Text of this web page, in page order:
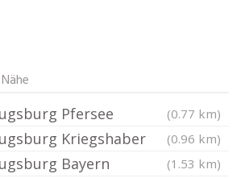
Pfersee (0.77 km)
Kriegshaber (0.96 km)
Bayern (1.53 km)